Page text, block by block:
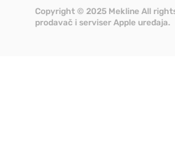
Copyright © 2025 Mekline All
prodavač i serviser Apple uređaja.